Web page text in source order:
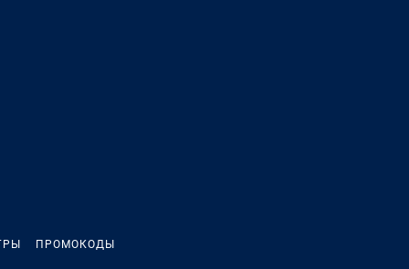
ПРОМОКОДЫ